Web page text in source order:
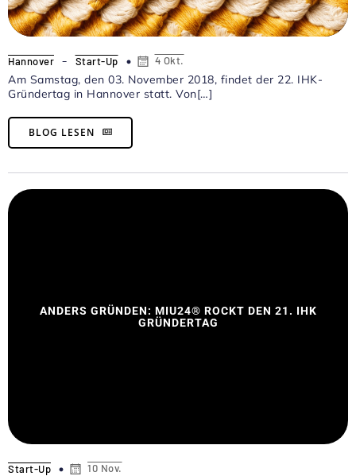
Hannover - Start-Up 4 Okt.
Am Samstag, den 03. November 2018, findet der 22. IHK-
Gründertag in Hannover statt. Von[…]
BLOG LESEN
ANDERS GRÜNDEN: MIU24® ROCKT DEN 21. IHK
GRÜNDERTAG
Start-Up 10 Nov.